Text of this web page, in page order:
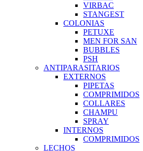
VIRBAC
STANGEST
COLONIAS
PETUXE
MEN FOR SAN
BUBBLES
PSH
ANTIPARASITARIOS
EXTERNOS
PIPETAS
COMPRIMIDOS
COLLARES
CHAMPU
SPRAY
INTERNOS
COMPRIMIDOS
LECHOS